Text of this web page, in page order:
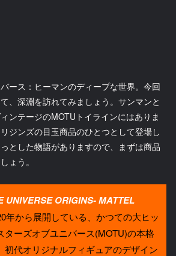
ース：ヒーマンのディープな世界。今回
、深淵を訪れてみましょう。サンマンと
ンテージのMOTUトイラインにはありま
ジンズの目玉商品のひとつとして登場し
とした物語がありますので、まずは商品
ょう。
UNIVERSE ORIGINS- MATTEL
年から展開している、かつての大ヒッ
ターズオブユニバース(MOTU)の本格
初代オリジナルフィギュアのデザイン